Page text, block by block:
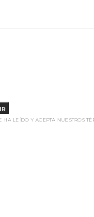
LEÍDO Y ACEPTA NUESTROS